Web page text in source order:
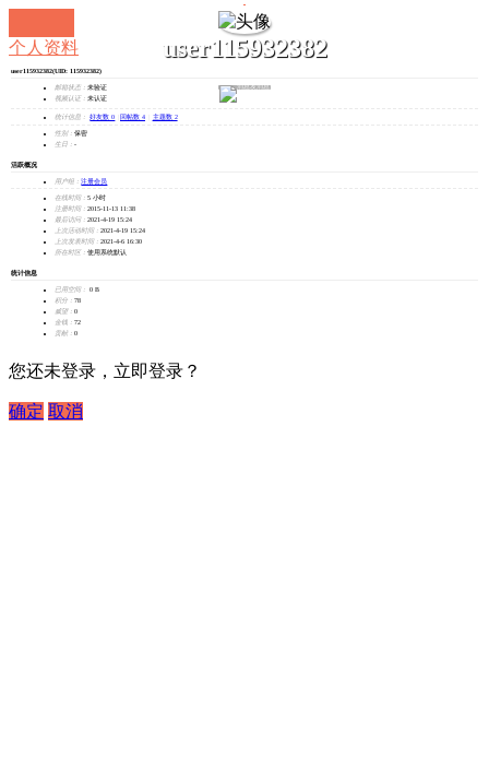
user115932382
发消息
个人资料
user115932382(UID: 115932382)
邮箱状态： 未验证
视频认证： 未认证
统计信息： 好友数 0 回帖数 4 主题数 2
性别： 保密
生日： -
活跃概况
用户组： 注册会员
在线时间： 5 小时
注册时间： 2015-11-13 11:38
最后访问： 2021-4-19 15:24
上次活动时间： 2021-4-19 15:24
上次发表时间： 2021-4-6 16:30
所在时区： 使用系统默认
统计信息
已用空间：
0 B
积分： 78
威望： 0
金钱： 72
贡献： 0
您还未登录，立即登录？
确定 取消